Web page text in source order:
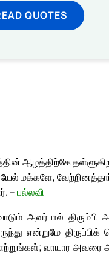
QUOTES
ஆழத்திற்கே
மக்களே,
–பல்லவி
அவர்பால் திரும்பி
என்றுமே
வாயார அவரை